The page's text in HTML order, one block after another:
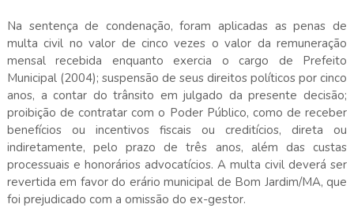
Na sentença de condenação, foram aplicadas as penas de
multa civil no valor de cinco vezes o valor da remuneração
mensal recebida enquanto exercia o cargo de Prefeito
Municipal (2004); suspensão de seus direitos políticos por cinco
anos, a contar do trânsito em julgado da presente decisão;
proibição de contratar com o Poder Público, como de receber
benefícios ou incentivos fiscais ou creditícios, direta ou
indiretamente, pelo prazo de três anos, além das custas
processuais e honorários advocatícios. A multa civil deverá ser
revertida em favor do erário municipal de Bom Jardim/MA, que
foi prejudicado com a omissão do ex-gestor.